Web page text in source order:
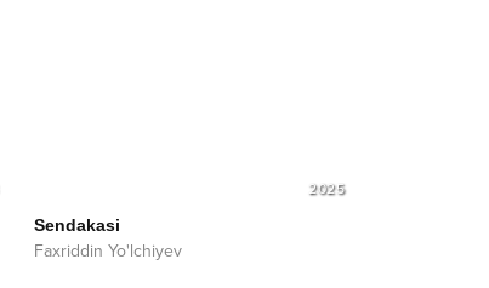
2025
Sendakasi
Faxriddin Yo'lchiyev